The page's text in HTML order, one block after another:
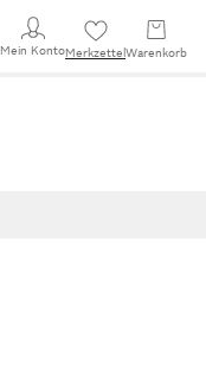
Mein KontoMerkzettel Warenkorb